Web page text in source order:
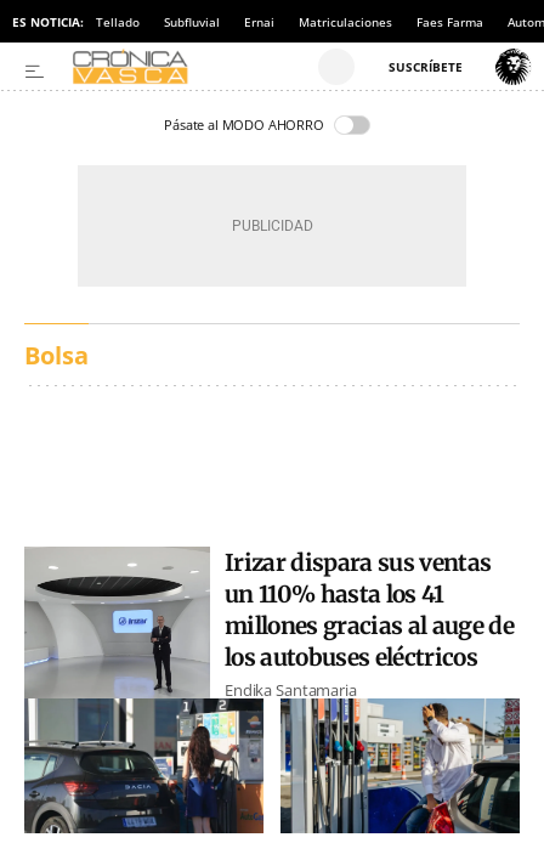
ES NOTICIA: Tellado Subfluvial Ernai Matriculaciones Faes Farma
Pásate al MODO AHORRO
Bolsa
Irizar dispara sus ventas
un 110% hasta los 41
millones gracias al auge de
los autobuses eléctricos
Endika Santamaria